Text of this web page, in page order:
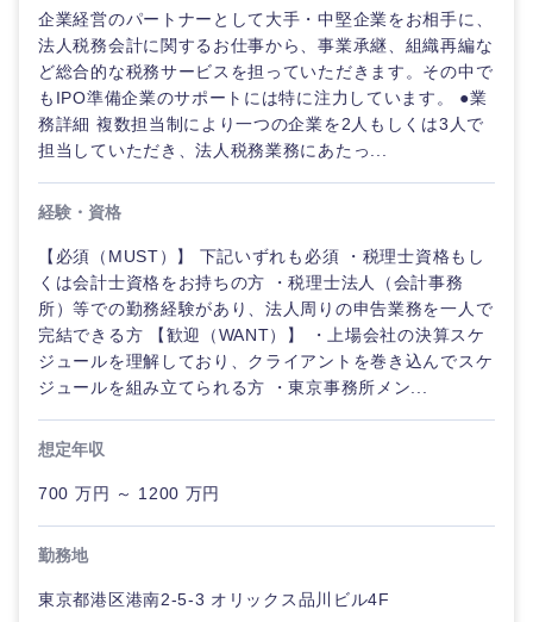
中国・四国地方
鳥取県 島根県
山口県 徳島県
香川県 愛媛県
高知県
企業経営のパートナーとして大手・中堅企業をお相手に、
法人税務会計に関するお仕事から、事業承継、組織再編な
ど総合的な税務サービスを担っていただきます。その中で
もIPO準備企業のサポートには特に注力しています。 ●業
務詳細 複数担当制により一つの企業を2人もしくは3人で
担当していただき、法人税務業務にあたっ...
経験・資格
【必須（MUST）】 下記いずれも必須 ・税理士資格もし
くは会計士資格をお持ちの方 ・税理士法人（会計事務
所）等での勤務経験があり、法人周りの申告業務を一人で
完結できる方 【歓迎（WANT）】 ・上場会社の決算スケ
ジュールを理解しており、クライアントを巻き込んでスケ
ジュールを組み立てられる方 ・東京事務所メン...
想定年収
700 万円 ～ 1200 万円
勤務地
東京都港区港南2-5-3 オリックス品川ビル4F